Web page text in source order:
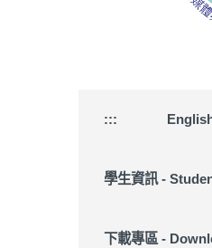
:::
學生資訊 -
下載專區 -